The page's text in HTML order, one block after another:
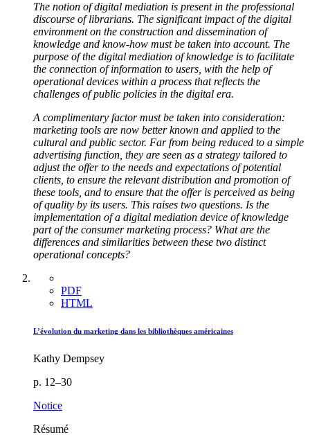
The notion of digital mediation is present in the professional
discourse of librarians. The significant impact of the digital
environment on the construction and dissemination of
knowledge and know-how must be taken into account. The
purpose of the digital mediation of knowledge is to facilitate
the connection of information to users, with the help of
operational devices within a process that reflects the
challenges of public policies in the digital era.
A complimentary factor must be taken into consideration:
marketing tools are now better known and applied to the
cultural and public sector. Far from being reduced to a simple
advertising function, they are seen as a strategy tailored to
adjust the offer to the needs and expectations of potential
clients, to ensure the relevant distribution and promotion of
these tools, and to ensure that the offer is perceived as being
of quality by its users. This raises two questions. Is the
implementation of a digital mediation device of knowledge
part of the consumer marketing process? What are the
differences and similarities between these two distinct
operational concepts?
PDF
HTML
L’évolution du marketing dans les bibliothèques américaines
Kathy Dempsey
p. 12–30
Notice
Résumé